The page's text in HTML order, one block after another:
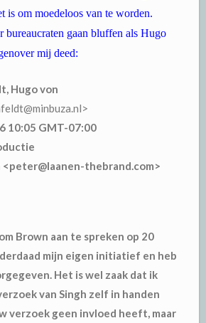
is om moedeloos van te worden.
bureaucraten gaan bluffen als Hugo
mij deed:
Hugo von
10:05 GMT-07:00
<peter@laanen-thebrand.com>
Brown aan te spreken op 20
mijn eigen initiatief en heb
Het is wel zaak dat ik
van Singh zelf in handen
verzoek geen invloed heeft, maar